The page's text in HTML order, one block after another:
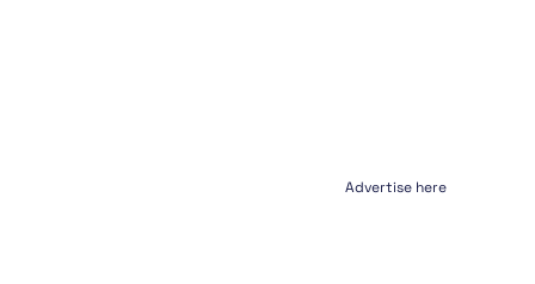
Advertise here